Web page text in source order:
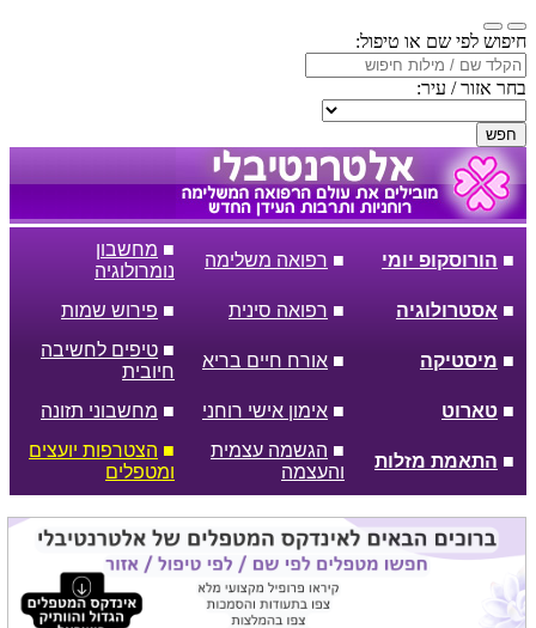
חיפוש לפי שם או טיפול:
בחר אזור / עיר:
חפש
■ הורוסקופ יומי ■ רפואה משלימה
■ מחשבון
נומרולוגיה
■ אסטרולוגיה ■ רפואה סינית ■ פירוש שמות
■ מיסטיקה ■ אורח חיים בריא
■ טיפים לחשיבה
חיובית
■ טארוט ■ אימון אישי רוחני ■ מחשבוני תזונה
■ התאמת מזלות
■ הגשמה עצמית
והעצמה
■ הצטרפות יועצים
ומטפלים